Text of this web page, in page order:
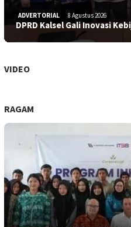
ADVERTORIAL 8 Agustus 2026
DPRD Kalsel Gali Inovasi
VIDEO
RAGAM